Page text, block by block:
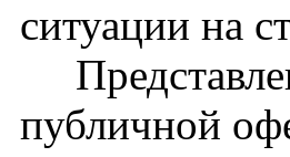
ситуации на
публичной